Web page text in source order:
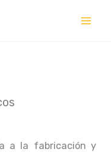
a la fabricación y